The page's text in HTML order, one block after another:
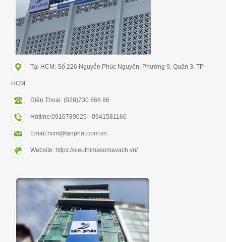
Tại HCM: Số 226 Nguyễn Phúc Nguyên, Phường 9, Quận 3, TP
HCM
Điện Thoại: (028)730 666 86
Hotline:0916789025 - 0941581166
Email:hcm@tanphat.com.vn
Website: https://sieuthimasomavach.vn/